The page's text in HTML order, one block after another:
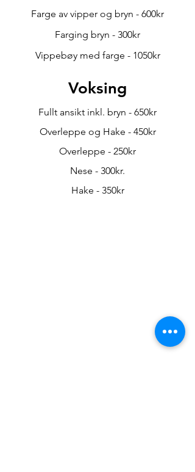
Farge av vipper og bryn - 600kr
Farging bryn - 300kr
Vippebøy med farge - 1050kr
Voksing
Fullt ansikt inkl. bryn - 650kr
Overleppe og Hake - 450kr
Overleppe - 250kr
Nese - 300kr.
Hake - 350kr